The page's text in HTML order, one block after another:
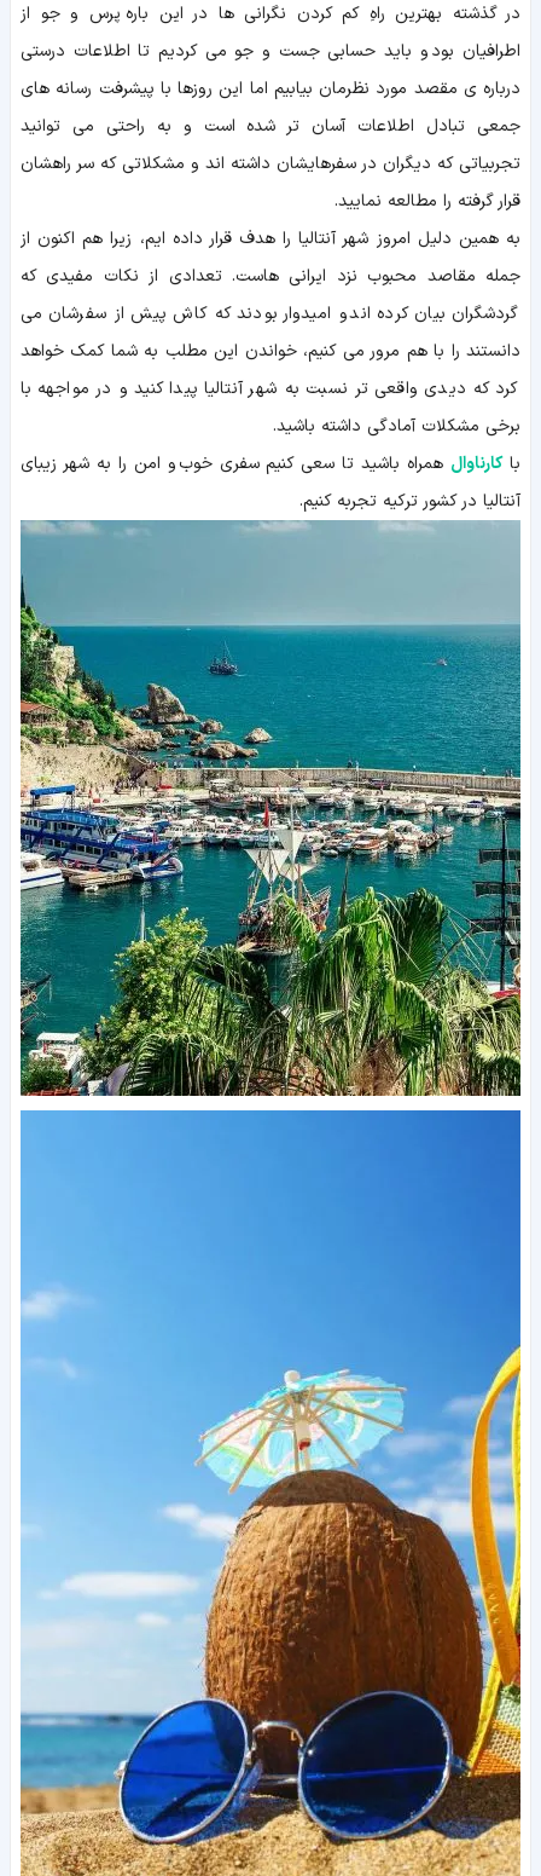
در گذشته بهترین راهِ کم کردن نگرانی ها در این باره پرس و جو از
اطرافیان بود و باید حسابی جست و جو می کردیم تا اطلاعات درستی
درباره ی مقصد مورد نظرمان بیابیم اما این روزها با پیشرفت رسانه های
جمعی تبادل اطلاعات آسان تر شده است و به راحتی می توانید
تجربیاتی که دیگران در سفرهایشان داشته اند و مشکلاتی که سر راهشان
قرار گرفته را مطالعه نمایید.
به همین دلیل امروز شهر آنتالیا را هدف قرار داده ایم، زیرا هم اکنون از
جمله مقاصد محبوب نزد ایرانی هاست. تعدادی از نکات مفیدی که
گردشگران بیان کرده اند و امیدوار بودند که کاش پیش از سفرشان می
دانستند را با هم مرور می کنیم، خواندن این مطلب به شما کمک خواهد
کرد که دیدی واقعی تر نسبت به شهر آنتالیا پیدا کنید و در مواجهه با
برخی مشکلات آمادگی داشته باشید.
باکارناوال همراه باشید تا سعی کنیم سفری خوب و امن را به شهر زیبای
آنتالیا در کشور ترکیه تجربه کنیم.